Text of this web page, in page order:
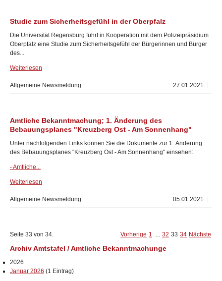
Studie zum Sicherheitsgefühl in der Oberpfalz
Die Universität Regensburg führt in Kooperation mit dem Polizeipräsidium
Oberpfalz eine Studie zum Sicherheitsgefühl der Bürgerinnen und Bürger
des...
Weiterlesen
27.01.2021
Allgemeine Newsmeldung
Amtliche Bekanntmachung; 1. Änderung des
Bebauungsplanes "Kreuzberg Ost - Am Sonnenhang"
Unter nachfolgenden Links können Sie die Dokumente zur 1. Änderung
des Bebauungsplanes "Kreuzberg Ost - Am Sonnenhang" einsehen:
- Amtliche...
Weiterlesen
05.01.2021
Allgemeine Newsmeldung
Seite 33 von 34. Vorherige 1 .... 32 33 34 Nächste
Archiv Amtstafel / Amtliche Bekanntmachunge
2026
Januar 2026 (1 Eintrag)